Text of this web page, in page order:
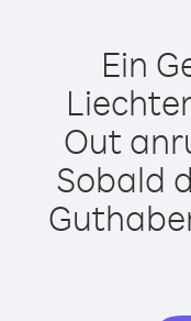
Ein
Out
Sobald